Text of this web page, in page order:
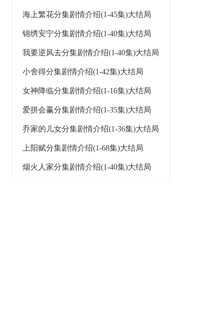
海上繁花分集剧情介绍(1-45集)大结局
锦绣安宁分集剧情介绍(1-40集)大结局
我要逆风去分集剧情介绍(1-40集)大结局
小舍得分集剧情介绍(1-42集)大结局
女神降临分集剧情介绍(1-16集)大结局
爱拼会赢分集剧情介绍(1-35集)大结局
乔家的儿女分集剧情介绍(1-36集)大结局
上阳赋分集剧情介绍(1-68集)大结局
烟火人家分集剧情介绍(1-40集)大结局